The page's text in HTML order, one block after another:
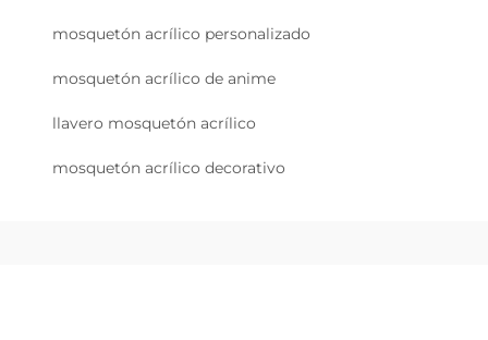
mosquetón acrílico personalizado
mosquetón acrílico de anime
llavero mosquetón acrílico
mosquetón acrílico decorativo